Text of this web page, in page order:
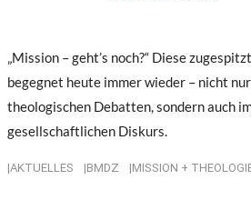
„Mission – geht’s noch?“ Diese
begegnet heute immer wieder – nicht
theologischen Debatten, sondern auch
gesellschaftlichen Diskurs.
AKTUELLES BMDZ MISSION +